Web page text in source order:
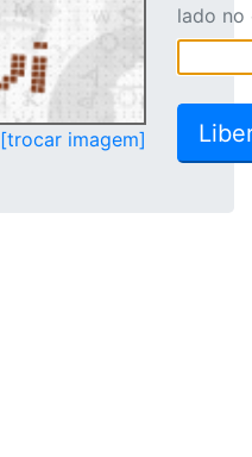
[trocar imagem]
lado no